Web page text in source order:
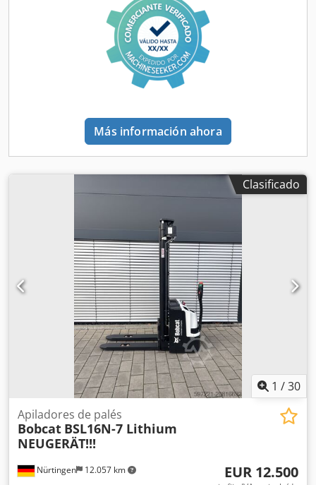
Más información ahora
Clasificado
1 /30
Nürtingen 12.057 km
Apiladores de palés
Bobcat BSL16N-7 Lithium
NEUGERÄT!!!
EUR 12.500